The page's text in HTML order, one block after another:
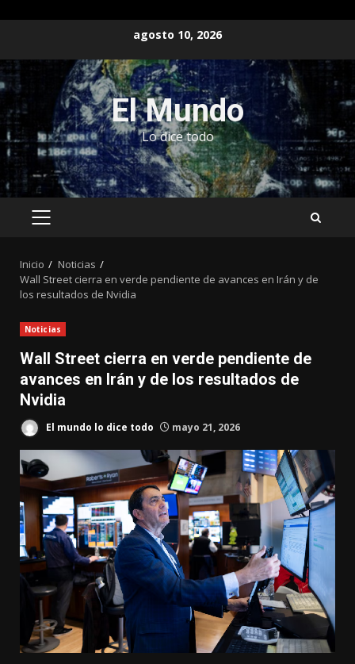
contenido
agosto 10, 2026
El Mundo
Lo dice todo
MENÚ
Inicio
Noticias
Wall Street cierra en verde pendiente de avances en Irán y de
los resultados de Nvidia
Noticias
Wall Street cierra en verde pendiente de
avances en Irán y de los resultados de
Nvidia
El mundo lo dice todo mayo 21, 2026